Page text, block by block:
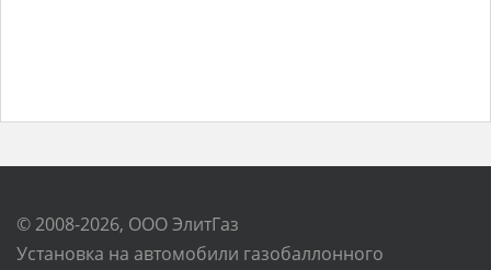
© 2008-2026, ООО ЭлитГаз
Установка на автомобили газобаллонного